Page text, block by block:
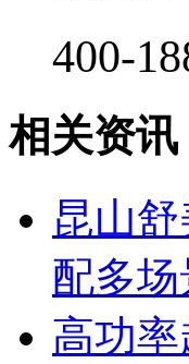
400-
相关资讯
昆山
配多
高功